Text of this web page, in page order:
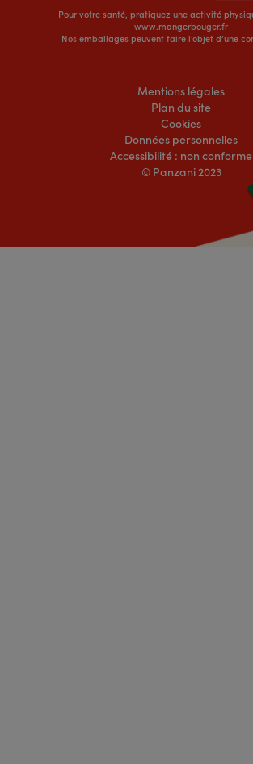
Pour votre santé, pratiquez une activité
www.mangerbouger.fr
Nos emballages peuvent faire l’objet d’une
Mentions légales
Plan du site
Cookies
Données personnelles
Accessibilité : non conforme
© Panzani 2023